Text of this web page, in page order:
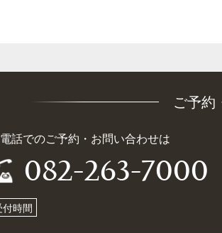
ご予約
話でのご予約・お問い合わせは
082-263-7000
付時間